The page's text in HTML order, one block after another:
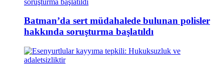
Batman’da sert müdahalede bulunan polisler
hakkında soruşturma başlatıldı